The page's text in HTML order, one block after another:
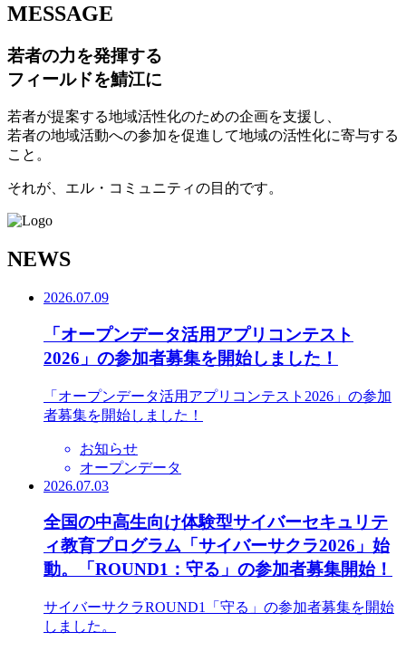
MESSAGE
若者の力を発揮する
フィールドを鯖江に
若者が提案する地域活性化のための企画を支援し、
若者の地域活動への参加を促進して地域の活性化に寄与する
こと。
それが、エル・コミュニティの目的です。
NEWS
2026.07.09
「オープンデータ活用アプリコンテスト
2026」の参加者募集を開始しました！
「オープンデータ活用アプリコンテスト2026」の参加
者募集を開始しました！
お知らせ
オープンデータ
2026.07.03
全国の中高生向け体験型サイバーセキュリテ
ィ教育プログラム「サイバーサクラ2026」始
動。「ROUND1：守る」の参加者募集開始！
サイバーサクラROUND1「守る」の参加者募集を開始
しました。